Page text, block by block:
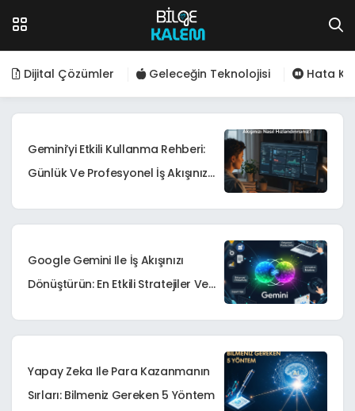
Dijital Çözümler Geleceğin Teknolojisi Hata
Gemini’yi Etkili Kullanma Rehberi:
Günlük Ve Profesyonel İş Akışınızı
Google Gemini Ile İş Akışınızı
Dönüştürün: En Etkili Stratejiler Ve
Yapay Zeka Ile Para Kazanmanın
Sırları: Bilmeniz Gereken 5 Yöntem